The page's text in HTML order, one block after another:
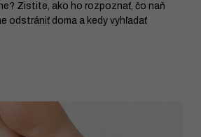
Zistite, ako ho rozpoznať, čo naň
odstrániť doma a kedy vyhľadať